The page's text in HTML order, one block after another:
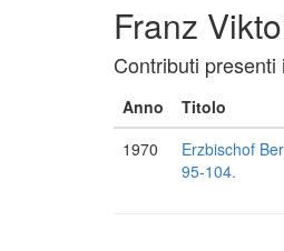
Franz
Contributi
Anno Titolo
1970
Erzbischof
95-104.